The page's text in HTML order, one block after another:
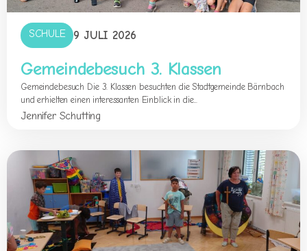
SCHULE 9 JULI 2026
Gemeindebesuch 3. Klassen
Gemeindebesuch Die 3. Klassen besuchten die Stadtgemeinde Bärnbach
und erhielten einen interessanten Einblick in die...
Jennifer Schutting